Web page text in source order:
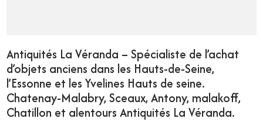
Antiquités La Véranda – Spécialiste de l’achat
d’objets anciens dans les Hauts-de-Seine,
l’Essonne et les Yvelines Hauts de seine.
Chatenay-Malabry, Sceaux, Antony, malakoff,
Chatillon et alentours Antiquités La Véranda.